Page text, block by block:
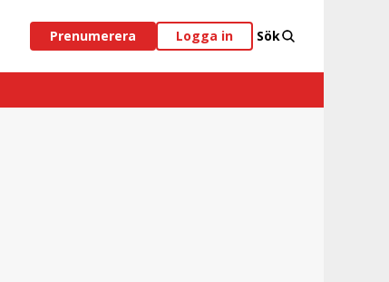
Prenumerera Logga in Sök